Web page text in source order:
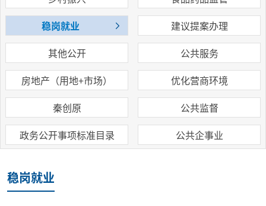
稳岗就业
建议提案办理
其他公开
公共服务
房地产（用地+市场）
优化营商环境
秦创原
公共监督
政务公开事项标准目录
公共企事业
稳岗就业